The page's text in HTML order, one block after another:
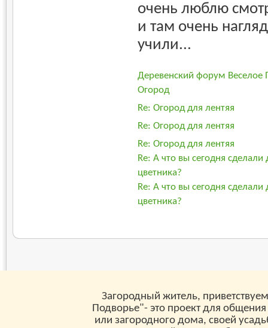
очень люблю
и там очень
учили...
Деревенский форум
Огород
Re: Огород для лентяя
Re: Огород для лентяя
Re: Огород для лентяя
Re: А что вы сегодня сделали
цветника?
Re: А что вы сегодня сделали
цветника?
Загородный житель,
Подворье"- это проект для
или загородного дома, своей